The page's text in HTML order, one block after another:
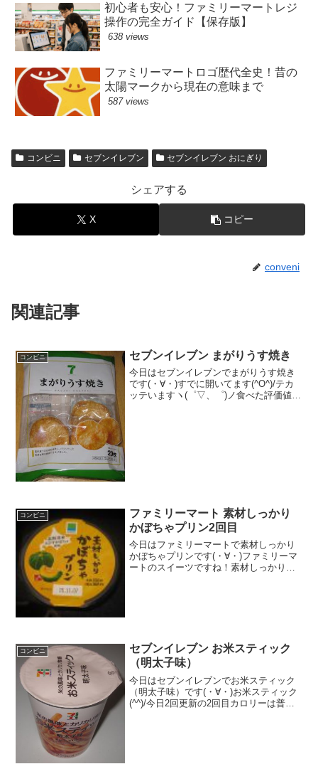
初心者も安心！ファミリーマートレジ
操作の完全ガイド【保存版】
638 views
ファミリーマートロゴ歴代全史！昔の
太陽マークから現在の意味まで
587 views
コンビニ セブンイレブン セブンイレブン おにぎり
シェアする
X コピー
conveni
関連記事
コンビニ セブンイレブン まがりうす焼き
今日はセブンイレブンでまがりうす焼き
です(・∀・)すでに開いてます(^O^)/テカ
ッテいますヽ(゜▽、゜)ノ食べた評価値
コンビニ
ファミリーマート 素材しっかり
かぼちゃプリン2回目
今日はファミリーマートで素材しっかり
かぼちゃプリンです(・∀・)ファミリーマ
ートのスイーツですね！素材しっかりか
コンビニ
セブンイレブン お米スティック
（明太子味）
今日はセブンイレブンでお米スティック
（明太子味）です(・∀・)お米スティック
(^^)/今日2回更新の2回目カロリーは普通